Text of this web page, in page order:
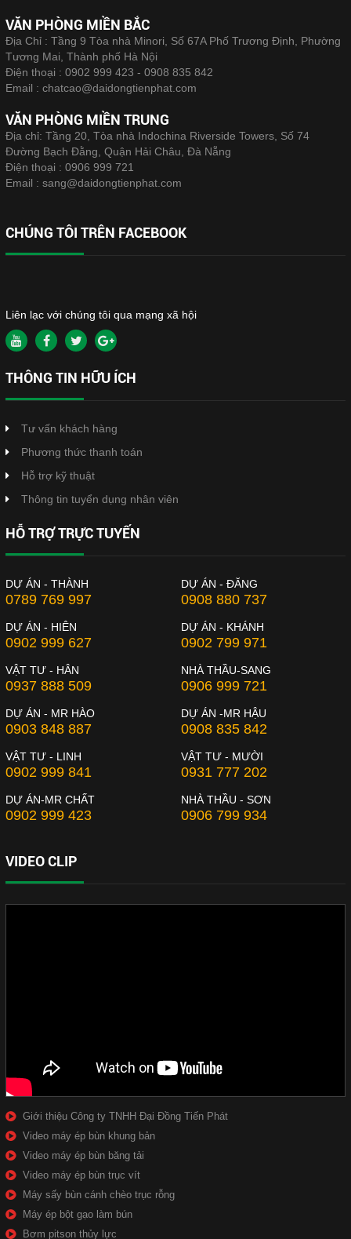
VĂN PHÒNG MIỀN BẮC
Địa Chỉ : Tầng 9 Tòa nhà Minori, Số 67A Phố Trương Định, Phường
Tương Mai, Thành phố Hà Nội
Điện thoại : 0902 999 423 - 0908 835 842
Email : chatcao@daidongtienphat.com
VĂN PHÒNG MIỀN TRUNG
Địa chỉ: Tầng 20, Tòa nhà Indochina Riverside Towers, Số 74
Đường Bạch Đằng, Quận Hải Châu, Đà Nẵng
Điện thoại : 0906 999 721
Email : sang@daidongtienphat.com
CHÚNG TÔI TRÊN FACEBOOK
Liên lạc với chúng tôi qua mạng xã hội
THÔNG TIN HỮU ÍCH
Tư vấn khách hàng
Phương thức thanh toán
Hỗ trợ kỹ thuật
Thông tin tuyển dụng nhân viên
HỖ TRỢ TRỰC TUYẾN
DỰ ÁN - THÀNH
0789 769 997
DỰ ÁN - ĐĂNG
0908 880 737
DỰ ÁN - HIÊN
0902 999 627
DỰ ÁN - KHÁNH
0902 799 971
VẬT TƯ - HÂN
0937 888 509
NHÀ THẦU-SANG
0906 999 721
DỰ ÁN - MR HÀO
0903 848 887
DỰ ÁN -MR HẬU
0908 835 842
VẬT TƯ - LINH
0902 999 841
VẬT TƯ - MƯỜI
0931 777 202
DỰ ÁN-MR CHẤT
0902 999 423
NHÀ THẦU - SƠN
0906 799 934
VIDEO CLIP
Giới thiệu Công ty TNHH Đại Đồng Tiến Phát
Video máy ép bùn khung bản
Video máy ép bùn băng tải
Video máy ép bùn trục vít
Máy sấy bùn cánh chèo trục rỗng
Máy ép bột gạo làm bún
Bơm pitson thủy lực